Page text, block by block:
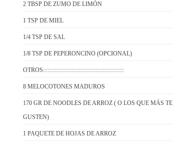
2 TBSP DE ZUMO DE LIMÓN
1 TSP DE MIEL
1/4 TSP DE SAL
1/8 TSP DE PEPERONCINO (OPCIONAL)
OTROS::::::::::::::::::::::::::::::::::::::::::::::::::::::
8 MELOCOTONES MADUROS
170 GR DE NOODLES DE ARROZ ( O LOS QUE MÁS TE
GUSTEN)
1 PAQUETE DE HOJAS DE ARROZ